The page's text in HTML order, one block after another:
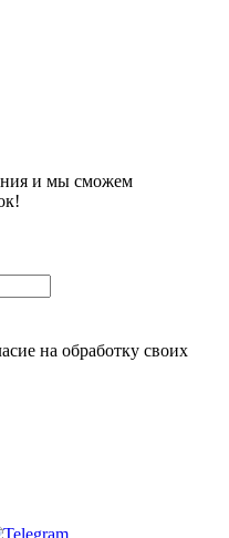
и мы сможем
на обработку своих